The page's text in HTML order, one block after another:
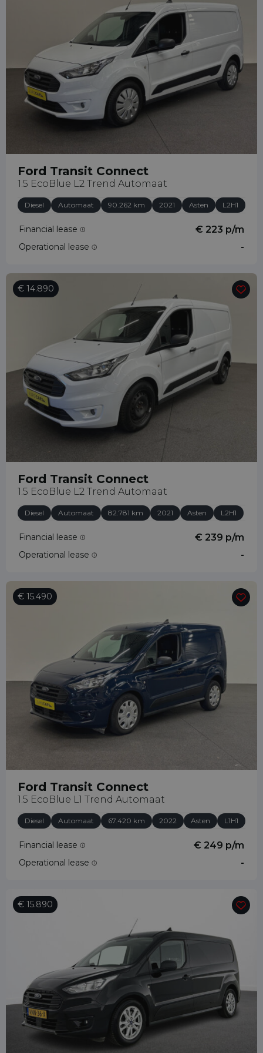
31658065289
Ford Transit Connect
1.5 EcoBlue L2 Trend Automaat
Diesel Automaat 90.262 km 2021 Asten L2H1
Financial lease € 223 p/m
Operational lease -
€ 14.890
Ford Transit Connect
1.5 EcoBlue L2 Trend Automaat
Diesel Automaat 82.781 km 2021 Asten L2H1
Financial lease € 239 p/m
Operational lease -
€ 15.490
Ford Transit Connect
1.5 EcoBlue L1 Trend Automaat
Diesel Automaat 67.420 km 2022 Asten L1H1
Financial lease € 249 p/m
Operational lease -
€ 15.890